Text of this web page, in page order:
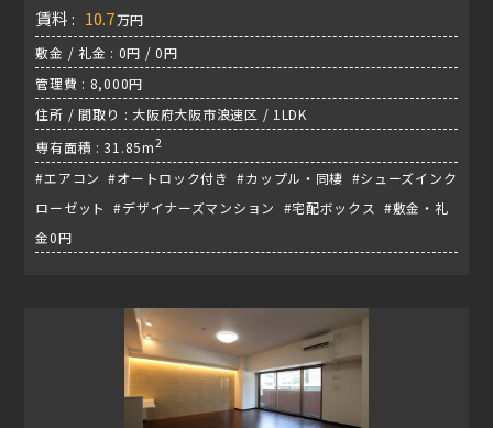
賃料 : 10.7万円
敷金 / 礼金 : 0円 / 0円
管理費 : 8,000円
住所 / 間取り : 大阪府大阪市浪速区 / 1LDK
専有面積 : 31.85m2
#エアコン #オートロック付き #カップル・同棲 #シューズインク
ローゼット #デザイナーズマンション #宅配ボックス #敷金・礼
金0円